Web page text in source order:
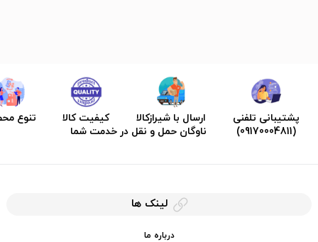
پشتیبانی تلفنی
(09170004811)
ارسال با شیرازکالا
ناوگان حمل و نقل در خدمت شما
کیفیت کالا تنوع
لینک ها
درباره ما